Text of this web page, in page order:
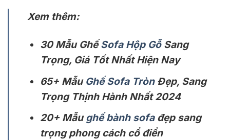
Xem thêm:
30 Mẫu GhếSofa Hộp GỗSang
Trọng, Giá Tốt Nhất Hiện Nay
65+ MẫuGhế Sofa TrònĐẹp, Sang
Trọng Thịnh Hành Nhất 2024
20+ Mẫughế bành sofađẹp sang
trọng phong cách cổ điển